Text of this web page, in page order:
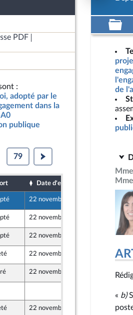
PDF
:
adopté par le
dans la
publique
79
Date d'examen Date de
22 novembre 2019 14 novembre
22 novembre 2019 14 novembre
22 novembre 2019 14
22 novembre 2019 14 novembre
22 novembre 2019 14
22 novembre 2019 14
de
« b)